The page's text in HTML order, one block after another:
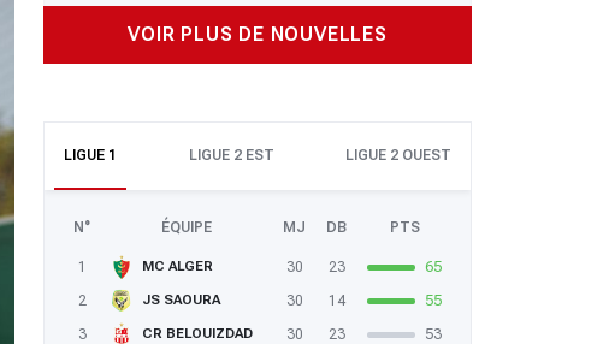
VOIR PLUS DE NOUVELLES
LIGUE 1 LIGUE 2 EST LIGUE 2 OUEST
N° ÉQUIPE MJ DB PTS
1 MC ALGER 30 23
65
2
JS SAOURA 30 14
55
3
CR BELOUIZDAD 30 23
53